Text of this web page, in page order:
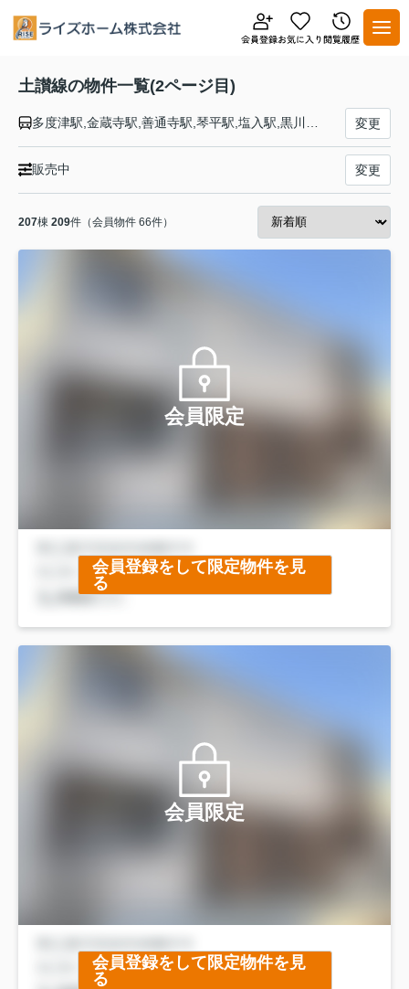
土讃線の物件一覧(2ページ目)
多度津駅,金蔵寺駅,善通寺駅,琴平駅,塩入駅,黒川駅,讃岐財田駅,坪尻駅,箸蔵駅,佃駅,阿波池田駅,三縄駅,祖谷口駅,阿波川口駅,小歩危駅,大歩危駅,土佐岩原駅,豊永駅,大田口駅,土佐穴内駅,大杉駅,土佐北川駅,角茂谷駅,繁藤駅,新改駅,土佐山田駅,山田西町駅,土佐長岡駅,後免駅,土佐大津駅,布師田駅,土佐一宮駅,薊野駅,高知駅,入明駅,円行寺口駅,旭駅,高知商業前駅,朝倉駅,枝川駅,伊野駅,波川駅,小村神社前駅,日下駅,岡花駅,土佐加茂駅,西佐川駅,佐川駅,襟野々駅,斗賀野駅,吾桑駅,多ノ郷駅,大間駅,須崎駅,土佐新荘駅,安和駅,土佐久礼駅,影野駅,六反地駅,仁井田駅,窪川駅 変更
販売中 変更
207棟 209件（会員物件 66件）
会員限定
会員登録をして限定物件を見
る
会員限定
会員登録をして限定物件を見
る